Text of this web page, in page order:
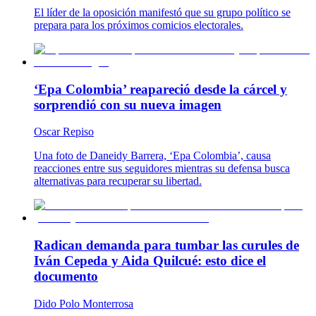
El líder de la oposición manifestó que su grupo político se
prepara para los próximos comicios electorales.
‘Epa Colombia’ reapareció desde la cárcel y
sorprendió con su nueva imagen
Oscar Repiso
Una foto de Daneidy Barrera, ‘Epa Colombia’, causa
reacciones entre sus seguidores mientras su defensa busca
alternativas para recuperar su libertad.
Radican demanda para tumbar las curules de
Iván Cepeda y Aida Quilcué: esto dice el
documento
Dido Polo Monterrosa